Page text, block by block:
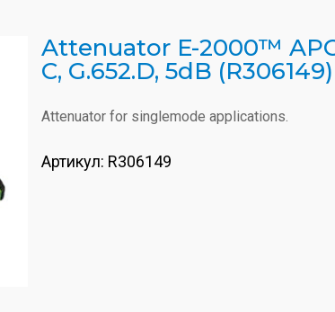
Attenuator E-2000™
C, G.652.D, 5dB (R306149)
Attenuator for singlemode applications.
Артикул: R306149